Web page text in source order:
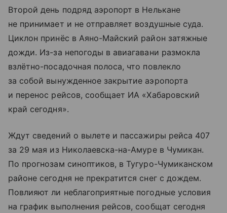
Второй день подряд аэропорт в Нелькане
не принимает и не отправляет воздушные суда.
Циклон принёс в Аяно-Майский район затяжные
дожди. Из-за непогоды в авиагавани размокла
взлётно-посадочная полоса, что повлекло
за собой вынужденное закрытие аэропорта
и перенос рейсов, сообщает ИА «Хабаровский
край сегодня».
Ждут сведений о вылете и пассажиры рейса 407
за 29 мая из Николаевска-на-Амуре в Чумикан.
По прогнозам синоптиков, в Тугуро-Чумиканском
районе сегодня не прекратится снег с дождем.
Повлияют ли неблагоприятные погодные условия
на график выполнения рейсов, сообщат сегодня